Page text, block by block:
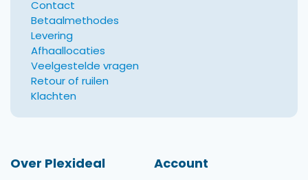
Contact
Betaalmethodes
Levering
Afhaallocaties
Veelgestelde vragen
Retour of ruilen
Klachten
Over Plexideal Account